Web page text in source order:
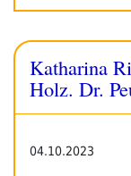
Katharina
Holz. Dr.
04.10.2023